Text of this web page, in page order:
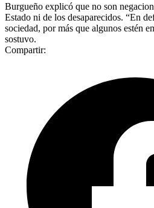
Burgueño explicó que no son
Estado ni de los desaparecidos. “En
sociedad, por más que algunos estén
sostuvo.
Compartir: